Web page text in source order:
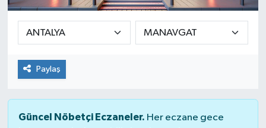
Paylaş
Güncel Nöbetçi Eczaneler. Her eczane gece
SPOR
İLÇELERİMİZ
RESMİ İLAN